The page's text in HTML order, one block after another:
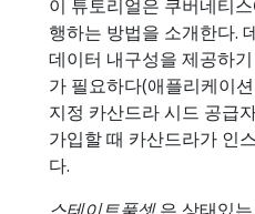
이 튜토리얼은 쿠버네티
행하는 방법을 소개한다.
데이터 내구성을 제공하
가 필요하다(애플리케이션
지정 카산드라 시드 공급
가입할 때 카산드라가 인
다.